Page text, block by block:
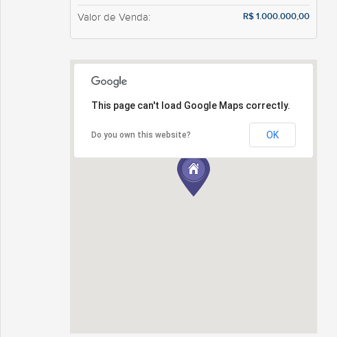
Valor de Venda: R$ 1.000.000,00
This page can't load Google Maps correctly.
Do you own this website? OK